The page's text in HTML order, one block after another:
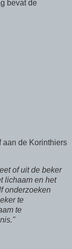
bevat de
aan de Korinthiers
of uit de beker
lichaam en het
onderzoeken
te
te
"